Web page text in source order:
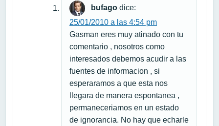
bufago dice:
25/01/2010 a las 4:54 pm
Gasman eres muy atinado con tu
comentario , nosotros como
interesados debemos acudir a las
fuentes de informacion , si
esperaramos a que esta nos
llegara de manera espontanea ,
permaneceriamos en un estado
de ignorancia. No hay que echarle